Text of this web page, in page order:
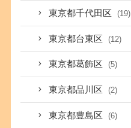
東京都千代田区 (19)
東京都台東区 (12)
東京都葛飾区 (5)
東京都品川区 (2)
東京都豊島区 (6)